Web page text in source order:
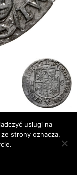
usługi na
strony oznacza,